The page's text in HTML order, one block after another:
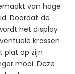
van hoge
Doordat de
het display
krassen
plat op zijn
mooi. Deze